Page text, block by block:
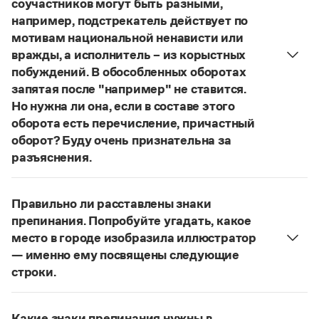
Словари русского языка как государственного
Справочники
Правила русской орфографии и пунктуации
Русский язык. Краткий теоретический курс
для школьников
Письмовник
Справочник по пунктуации
Азбучные истины
Словарь-справочник непростые слова
Все справочники портала
Новости и события
Управление в русском языке
Словарь русских имён
Словарь методических терминов
Правила русской орфографии и пунктуации
(1956)
соучастников могут быть разными,
например, подстрекатель действует по
мотивам национальной ненависти или
вражды, а исполнитель – из корыстных
побуждений. В обособленных оборотах
запятая после "например" не ставится.
Но нужна ли она, если в составе этого
оборота есть перечисление, причастный
оборот? Буду очень признательна за
разъяснения.
В § 94«Правил русской орфографии и пунктуации»
слова и сочетания слов, стоящие на границе
частей сложного предложения и относящиеся к
следующему за ними предложению,
не отделяются от него запятой:Послышался
резкий стук, должно быть сорвалась ставня
По этому правилу запятая посленапример
не нужна:Мотивы совершения преступления у
Правильно ли расставлены знаки
препинания. Попробуйте угадать, какое
место в городе изобразила иллюстратор
— именно ему посвящены следующие
строки.
Нужно закрыть запятой придаточную часть: